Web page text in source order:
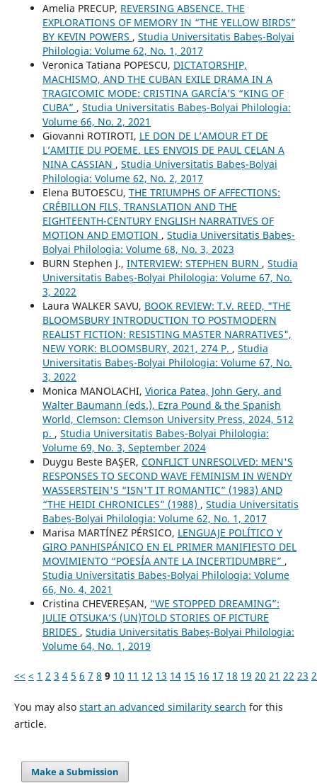
Amelia PRECUP, REVERSING ABSENCE. THE
EXPLORATIONS OF MEMORY IN “THE YELLOW BIRDS”
BY KEVIN POWERS , Studia Universitatis Babeș-Bolyai
Philologia: Volume 62, No. 1, 2017
Veronica Tatiana POPESCU, DICTATORSHIP,
MACHISMO, AND THE CUBAN EXILE DRAMA IN A
TRAGICOMIC MODE: CRISTINA GARCÍA’S “KING OF
CUBA” , Studia Universitatis Babeș-Bolyai Philologia:
Volume 66, No. 2, 2021
Giovanni ROTIROTI, LE DON DE L’AMOUR ET DE
L’AMITIE DU POEME. LES ENVOIS DE PAUL CELAN A
NINA CASSIAN , Studia Universitatis Babeș-Bolyai
Philologia: Volume 62, No. 2, 2017
Elena BUTOESCU, THE TRIUMPHS OF AFFECTIONS:
CRÉBILLON FILS, TRANSLATION AND THE
EIGHTEENTH-CENTURY ENGLISH NARRATIVES OF
MOTION AND EMOTION , Studia Universitatis Babeș-
Bolyai Philologia: Volume 68, No. 3, 2023
BURN Stephen J., INTERVIEW: STEPHEN BURN , Studia
Universitatis Babeș-Bolyai Philologia: Volume 67, No.
3, 2022
Laura WALKER SAVU, BOOK REVIEW: T.V. REED, "THE
BLOOMSBURY INTRODUCTION TO POSTMODERN
REALIST FICTION: RESISTING MASTER NARRATIVES",
NEW YORK: BLOOMSBURY, 2021, 274 P. , Studia
Universitatis Babeș-Bolyai Philologia: Volume 67, No.
3, 2022
Monica MANOLACHI, Viorica Patea, John Gery, and
Walter Baumann (eds.), Ezra Pound & the Spanish
World, Clemson: Clemson University Press, 2024, 512
p. , Studia Universitatis Babeș-Bolyai Philologia:
Volume 69, No. 3, September 2024
Duygu Beste BAŞER, CONFLICT UNRESOLVED: MEN'S
RESPONSES TO SECOND WAVE FEMINISM IN WENDY
WASSERSTEIN'S “ISN'T IT ROMANTIC” (1983) AND
“THE HEIDI CHRONICLES” (1988) , Studia Universitatis
Babeș-Bolyai Philologia: Volume 62, No. 1, 2017
Marisa MARTÍNEZ PÉRSICO, LENGUAJE POLÍTICO Y
GIRO PANHISPÁNICO EN EL PRIMER MANIFIESTO DEL
MOVIMIENTO “POESÍA ANTE LA INCERTIDUMBRE” ,
Studia Universitatis Babeș-Bolyai Philologia: Volume
66, No. 4, 2021
Cristina CHEVEREȘAN, “WE STOPPED DREAMING”:
JULIE OTSUKA’S (UN)TOLD STORIES OF PICTURE
BRIDES , Studia Universitatis Babeș-Bolyai Philologia:
Volume 64, No. 1, 2019
<< < 1 2 3 4 5 6 7 8 9 10 11 12 13 14 15 16 17 18 19 20 21 22 23
You may also start an advanced similarity search for this
article.
Make a Submission